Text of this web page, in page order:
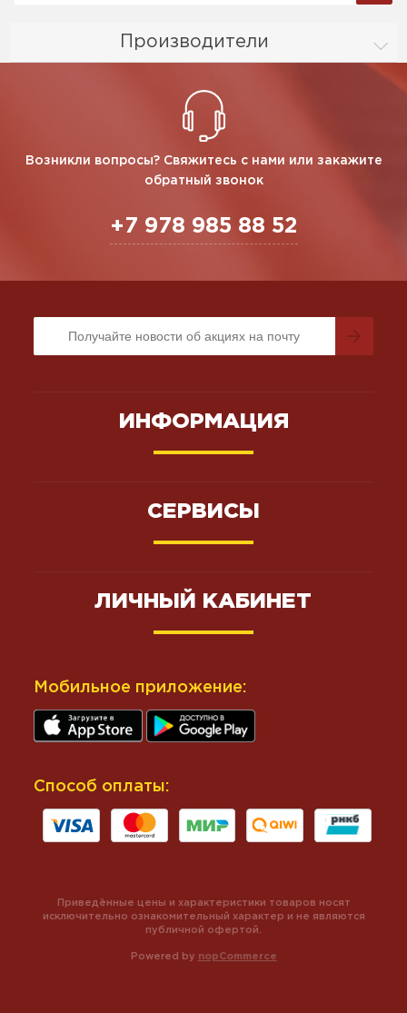
Производители
Возникли вопросы? Свяжитесь с нами или закажите
обратный звонок
+7 978 985 88 52
ИНФОРМАЦИЯ
СЕРВИСЫ
ЛИЧНЫЙ КАБИНЕТ
Мобильное приложение:
Способ оплаты:
Powered by nopCommerce
Приведённые цены и характеристики товаров носят
исключительно ознакомительный характер и не являются
публичной офертой.